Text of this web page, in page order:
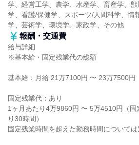
学、経営工学、農学、水産学、畜産学、
学、看護/保健学、スポーツ/人間科学、情
学、芸術学、環境学、家政学、その他
報酬・交通費
給与詳細
※基本給・固定残業代の総額
基本給：月給 21万7100円 〜 23万7500円
固定残業代：あり
1ヶ月あたり4万9860円 〜 5万4510円（固
り30時間）
固定残業時間を超えた勤務時間について